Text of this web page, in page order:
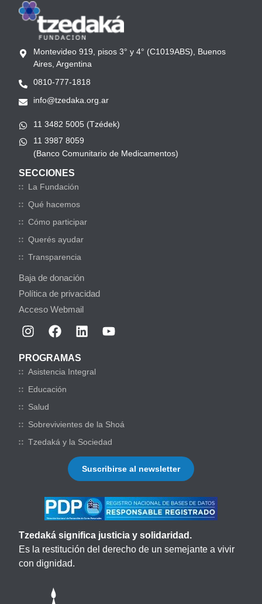
Montevideo 919, pisos 3° y 4° (C1019ABS), Buenos
Aires, Argentina
0810-777-1818
info@tzedaka.org.ar
11 3482 5005 (Tzédek)
11 3987 8059
(Banco Comunitario de Medicamentos)
SECCIONES
La Fundación
Qué hacemos
Cómo participar
Querés ayudar
Transparencia
Baja de donación
Política de privacidad
Acceso Webmail
PROGRAMAS
Asistencia Integral
Educación
Salud
Sobrevivientes de la Shoá
Tzedaká y la Sociedad
Suscribirse al newsletter
Tzedaká significa justicia y solidaridad.
Es la restitución del derecho de un semejante a vivir
con dignidad.